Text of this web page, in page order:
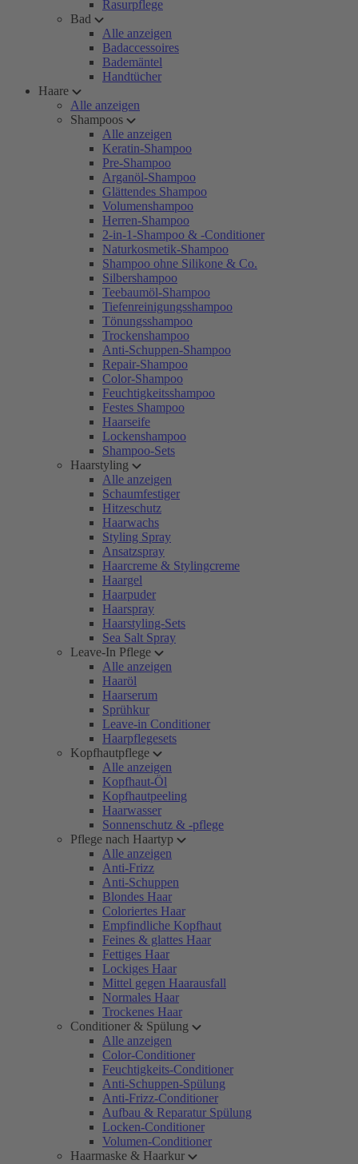
Rasurpflege
Bad
Alle anzeigen
Badaccessoires
Bademäntel
Handtücher
Haare
Alle anzeigen
Shampoos
Alle anzeigen
Keratin-Shampoo
Pre-Shampoo
Arganöl-Shampoo
Glättendes Shampoo
Volumenshampoo
Herren-Shampoo
2-in-1-Shampoo & -Conditioner
Naturkosmetik-Shampoo
Shampoo ohne Silikone & Co.
Silbershampoo
Teebaumöl-Shampoo
Tiefenreinigungsshampoo
Tönungsshampoo
Trockenshampoo
Anti-Schuppen-Shampoo
Repair-Shampoo
Color-Shampoo
Feuchtigkeitsshampoo
Festes Shampoo
Haarseife
Lockenshampoo
Shampoo-Sets
Haarstyling
Alle anzeigen
Schaumfestiger
Hitzeschutz
Haarwachs
Styling Spray
Ansatzspray
Haarcreme & Stylingcreme
Haargel
Haarpuder
Haarspray
Haarstyling-Sets
Sea Salt Spray
Leave-In Pflege
Alle anzeigen
Haaröl
Haarserum
Sprühkur
Leave-in Conditioner
Haarpflegesets
Kopfhautpflege
Alle anzeigen
Kopfhaut-Öl
Kopfhautpeeling
Haarwasser
Sonnenschutz & -pflege
Pflege nach Haartyp
Alle anzeigen
Anti-Frizz
Anti-Schuppen
Blondes Haar
Coloriertes Haar
Empfindliche Kopfhaut
Feines & glattes Haar
Fettiges Haar
Lockiges Haar
Mittel gegen Haarausfall
Normales Haar
Trockenes Haar
Conditioner & Spülung
Alle anzeigen
Color-Conditioner
Feuchtigkeits-Conditioner
Anti-Schuppen-Spülung
Anti-Frizz-Conditioner
Aufbau & Reparatur Spülung
Locken-Conditioner
Volumen-Conditioner
Haarmaske & Haarkur